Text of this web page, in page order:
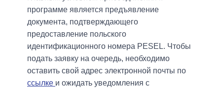
программе является предъявление
документа, подтверждающего
предоставление польского
идентификационного номера PESEL. Чтобы
подать заявку на очередь, необходимо
оставить свой адрес электронной почты по
ссылке и ожидать уведомления с